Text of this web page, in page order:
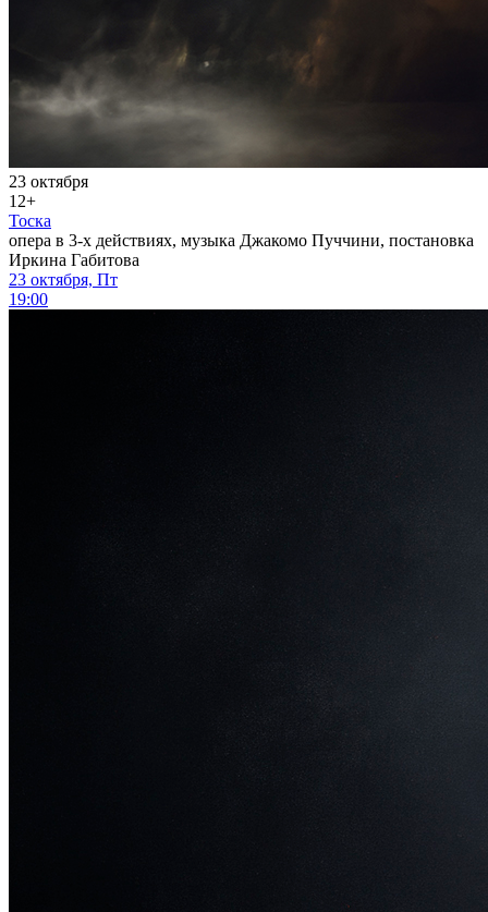
23 октября
12+
Тоска
опера в 3-х действиях, музыка Джакомо Пуччини, постановка
Иркина Габитова
23 октября, Пт
19:00